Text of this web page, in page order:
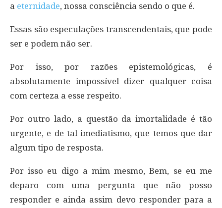
a eternidade, nossa consciência sendo o que é.
Essas são especulações transcendentais, que pode
ser e podem não ser.
Por isso, por razões epistemológicas, é
absolutamente impossível dizer qualquer coisa
com certeza a esse respeito.
Por outro lado, a questão da imortalidade é tão
urgente, e de tal imediatismo, que temos que dar
algum tipo de resposta.
Por isso eu digo a mim mesmo, Bem, se eu me
deparo com uma pergunta que não posso
responder e ainda assim devo responder para a